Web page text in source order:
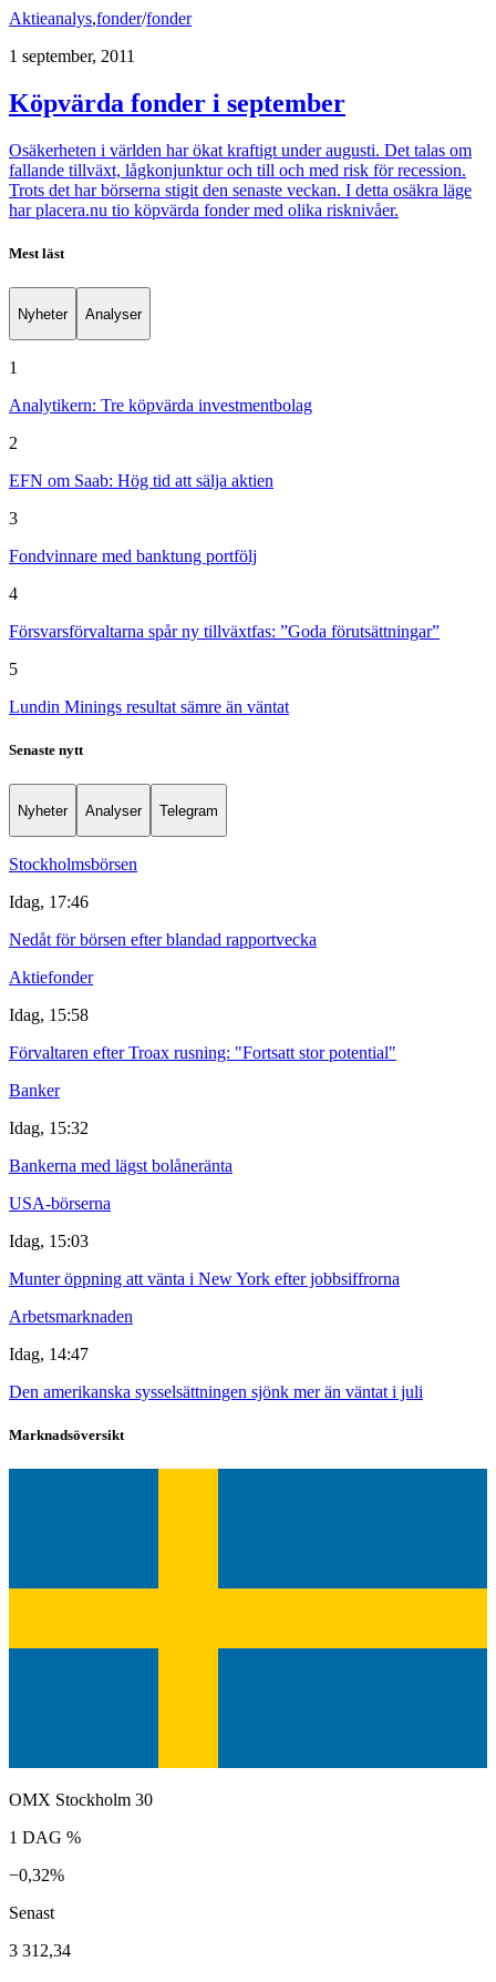
Aktieanalys,fonder/fonder
1 september, 2011
Köpvärda fonder i september
Osäkerheten i världen har ökat kraftigt under augusti. Det talas om
fallande tillväxt, lågkonjunktur och till och med risk för recession.
Trots det har börserna stigit den senaste veckan. I detta osäkra läge
har placera.nu tio köpvärda fonder med olika risknivåer.
Mest läst
Nyheter Analyser
1
Analytikern: Tre köpvärda investmentbolag
2
EFN om Saab: Hög tid att sälja aktien
3
Fondvinnare med banktung portfölj
4
Försvarsförvaltarna spår ny tillväxtfas: ”Goda förutsättningar”
5
Lundin Minings resultat sämre än väntat
Senaste nytt
Nyheter Analyser Telegram
Stockholmsbörsen
Idag, 17:46
Nedåt för börsen efter blandad rapportvecka
Aktiefonder
Idag, 15:58
Förvaltaren efter Troax rusning: "Fortsatt stor potential"
Banker
Idag, 15:32
Bankerna med lägst bolåneränta
USA-börserna
Idag, 15:03
Munter öppning att vänta i New York efter jobbsiffrorna
Arbetsmarknaden
Idag, 14:47
Den amerikanska sysselsättningen sjönk mer än väntat i juli
Marknadsöversikt
OMX Stockholm 30
1 DAG %
−0,32%
Senast
3 312,34